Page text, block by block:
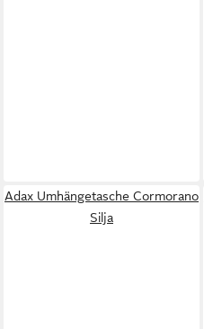
Adax Umhängetasche Cormorano
Silja